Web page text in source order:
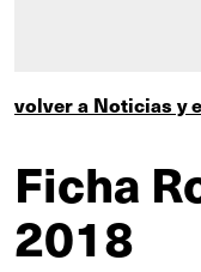
volver a Noticias y
Ficha
2018